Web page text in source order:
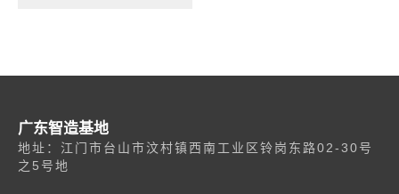
广东智造基地
地址：江门市台山市汶村镇西南工业区铃岗东路02-30号
之5号地